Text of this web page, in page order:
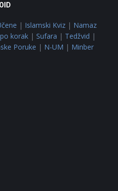
| Islamski Kviz| Namaz
korak| Sufara | Tedžvid |
Poruke | N-UM | Minber